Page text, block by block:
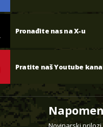
Pronađite nas na X-u
Pratite naš Youtube